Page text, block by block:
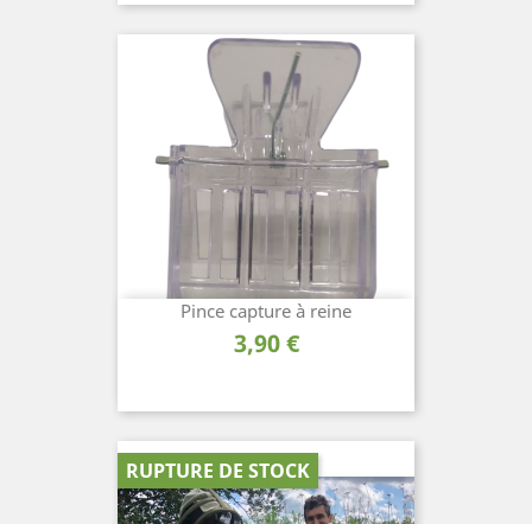
Pince capture à reine
Prix
3,90 €
RUPTURE DE STOCK